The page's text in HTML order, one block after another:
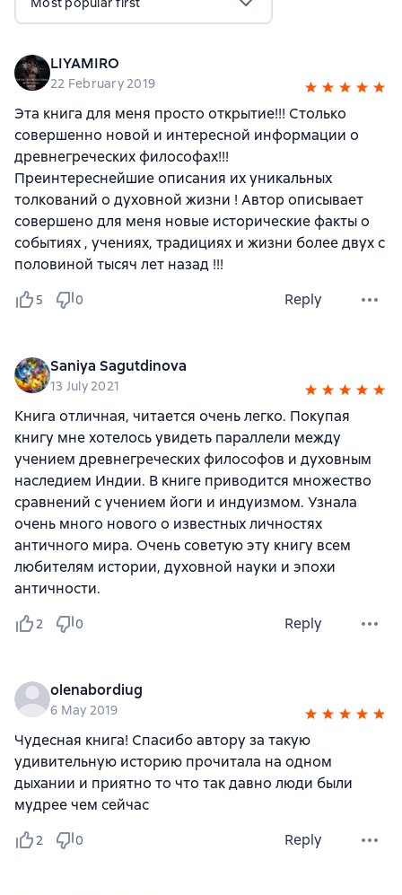
LIYAMIRO
22 February 2019
Эта книга для меня просто открытие!!! Столько
совершенно новой и интересной информации о
древнегреческих философах!!!
Преинтереснейшие описания их уникальных
толкований о духовной жизни ! Автор описывает
совершено для меня новые исторические факты о
событиях , учениях, традициях и жизни более двух с
половиной тысяч лет назад !!!
5 0 Reply
Saniya Sagutdinova
13 July 2021
Книга отличная, читается очень легко. Покупая
книгу мне хотелось увидеть параллели между
учением древнегреческих философов и духовным
наследием Индии. В книге приводится множество
сравнений с учением йоги и индуизмом. Узнала
очень много нового о известных личностях
античного мира. Очень советую эту книгу всем
любителям истории, духовной науки и эпохи
античности.
2 0 Reply
olenabordiug
6 May 2019
Чудесная книга! Спасибо автору за такую
удивительную историю прочитала на одном
дыхании и приятно то что так давно люди были
мудрее чем сейчас
2 0 Reply